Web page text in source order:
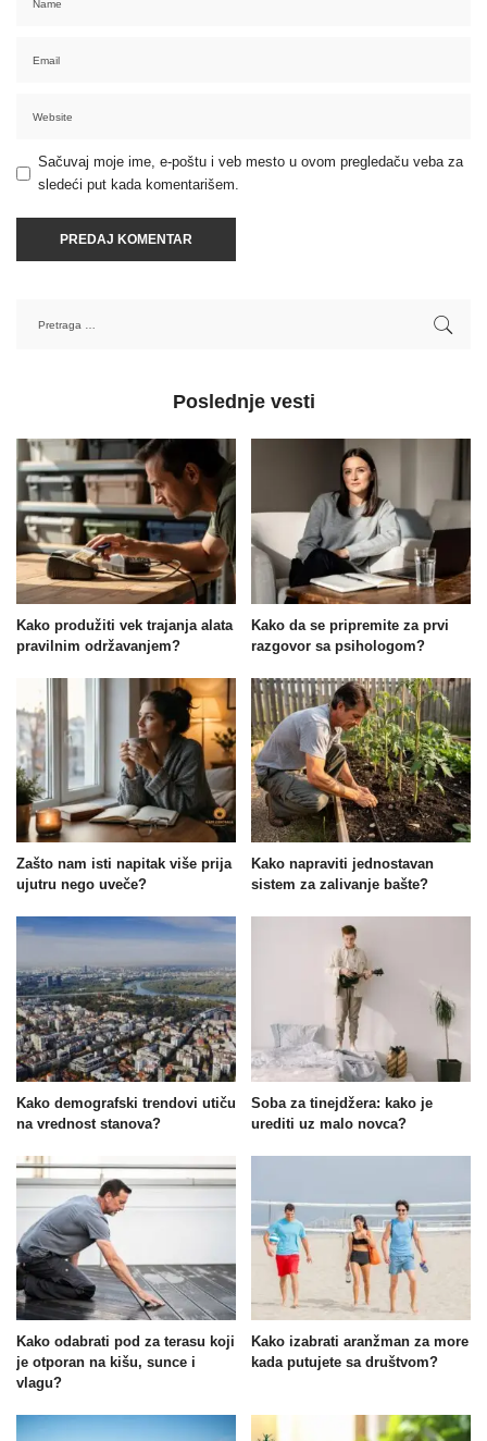
Sačuvaj moje ime, e-poštu i veb mesto u ovom pregledaču veba za
sledeći put kada komentarišem.
Poslednje vesti
Kako produžiti vek trajanja alata
pravilnim održavanjem?
Kako da se pripremite za prvi
razgovor sa psihologom?
Zašto nam isti napitak više prija
ujutru nego uveče?
Kako napraviti jednostavan
sistem za zalivanje bašte?
Kako demografski trendovi utiču
na vrednost stanova?
Soba za tinejdžera: kako je
urediti uz malo novca?
Kako odabrati pod za terasu koji
je otporan na kišu, sunce i
vlagu?
Kako izabrati aranžman za more
kada putujete sa društvom?